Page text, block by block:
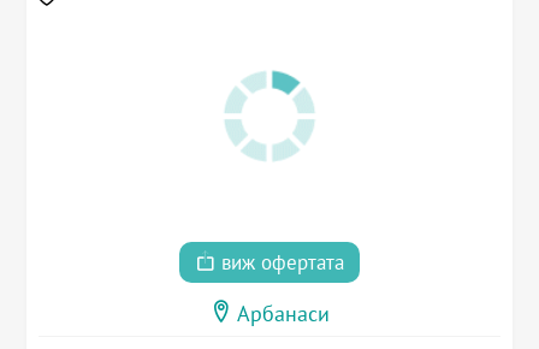
виж офертата
Арбанаси